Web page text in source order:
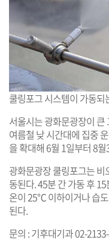
쿨링포그 시스템이 가동되
서울시는 광화문광장이
여름철 낮 시간대에 집중
을 확대해 6월 1일부터 8
광화문광장 쿨링포그는
동된다. 45분 간 가동 후
온이 25℃ 이하이거나 습
된다.
문의 : 기후대기과 02-